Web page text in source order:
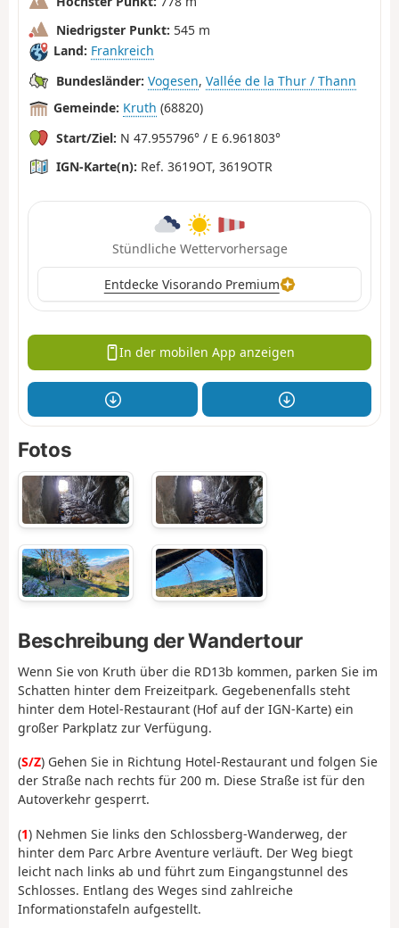
Niedrigster Punkt: 545 m
Land: Frankreich
Bundesländer: Vogesen, Vallée de la Thur / Thann
Gemeinde: Kruth (68820)
Start/Ziel: N 47.955796° / E 6.961803°
IGN-Karte(n): Ref. 3619OT, 3619OTR
Stündliche Wettervorhersage
Entdecke Visorando Premium
In der mobilen App anzeigen
Fotos
Beschreibung der Wandertour
Wenn Sie von Kruth über die RD13b kommen, parken Sie im
Schatten hinter dem Freizeitpark. Gegebenenfalls steht
hinter dem Hotel-Restaurant (Hof auf der IGN-Karte) ein
großer Parkplatz zur Verfügung.
(S/Z) Gehen Sie in Richtung Hotel-Restaurant und folgen Sie
der Straße nach rechts für 200 m. Diese Straße ist für den
Autoverkehr gesperrt.
(1) Nehmen Sie links den Schlossberg-Wanderweg, der
hinter dem Parc Arbre Aventure verläuft. Der Weg biegt
leicht nach links ab und führt zum Eingangstunnel des
Schlosses. Entlang des Weges sind zahlreiche
Informationstafeln aufgestellt.